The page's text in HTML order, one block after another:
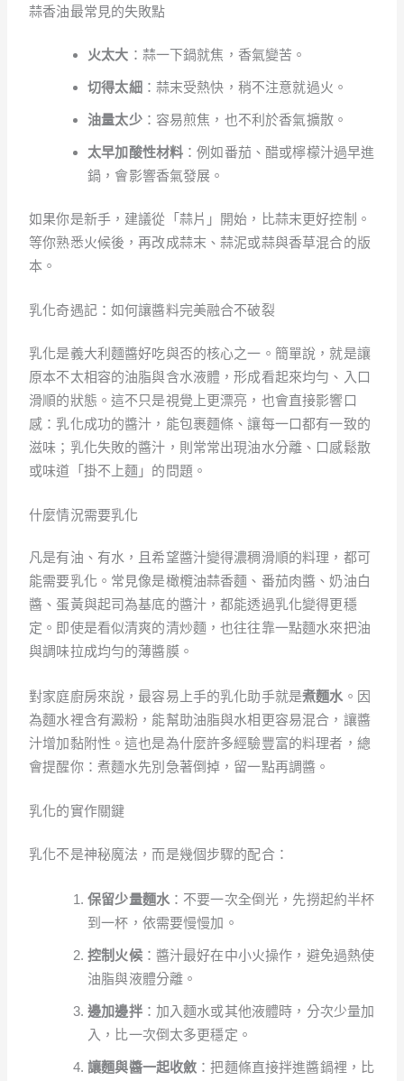
蒜香油最常見的失敗點
火太大 ：蒜一下鍋就焦，香氣變苦。
切得太細 ：蒜末受熱快，稍不注意就過火。
油量太少：容易煎焦，也不利於香氣擴散。
太早加酸性材料 ：例如番茄、醋或檸檬汁過早進
鍋，會影響香氣發展。
如果你是新手，建議從「蒜片」開始，比蒜末更好控制。
等你熟悉火候後，再改成蒜末、蒜泥或蒜與香草混合的版
本。
乳化奇遇記：如何讓醬料完美融合不破裂
乳化是義大利麵醬好吃與否的核心之一。簡單說，就是讓
原本不太相容的油脂與含水液體，形成看起來均勻、入口
滑順的狀態。這不只是視覺上更漂亮，也會直接影響口
感：乳化成功的醬汁，能包裹麵條、讓每一口都有一致的
滋味；乳化失敗的醬汁，則常常出現油水分離、口感鬆散
或味道「掛不上麵」的問題。
什麼情況需要乳化
凡是有油、有水，且希望醬汁變得濃稠滑順的料理，都可
能需要乳化。常見像是橄欖油蒜香麵、番茄肉醬、奶油白
醬、蛋黃與起司為基底的醬汁，都能透過乳化變得更穩
定。即使是看似清爽的清炒麵，也往往靠一點麵水來把油
與調味拉成均勻的薄醬膜。
對家庭廚房來說，最容易上手的乳化助手就是煮麵水 。因
為麵水裡含有澱粉，能幫助油脂與水相更容易混合，讓醬
汁增加黏附性。這也是為什麼許多經驗豐富的料理者，總
會提醒你：煮麵水先別急著倒掉，留一點再調醬。
乳化的實作關鍵
乳化不是神秘魔法，而是幾個步驟的配合：
保留少量麵水 ：不要一次全倒光，先撈起約半杯
到一杯，依需要慢慢加。
控制火候：醬汁最好在中小火操作，避免過熱使
油脂與液體分離。
邊加邊拌：加入麵水或其他液體時，分次少量加
入，比一次倒太多更穩定。
讓麵與醬一起收斂 ：把麵條直接拌進醬鍋裡，比